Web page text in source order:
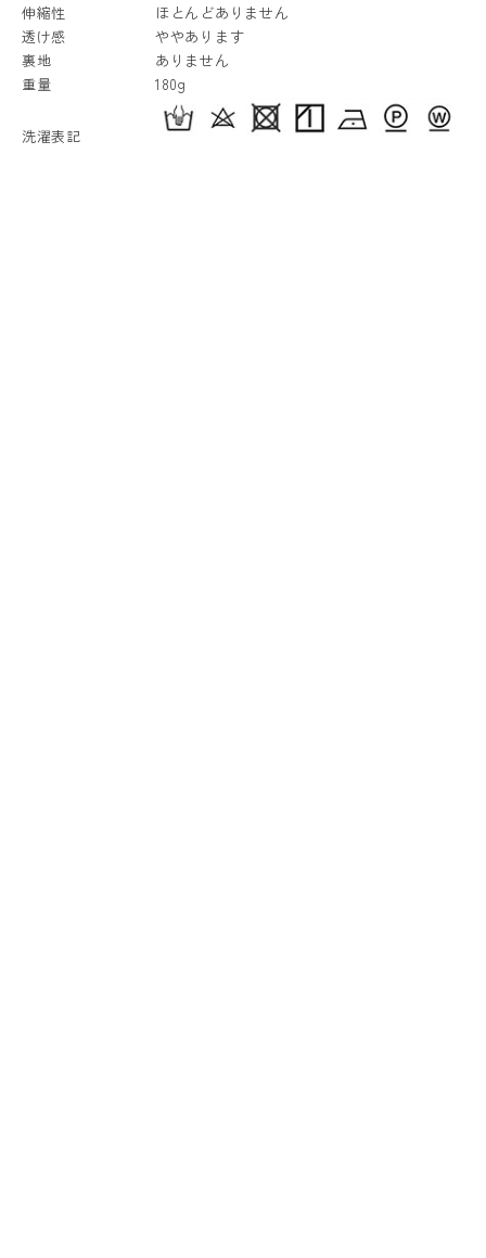
伸縮性
ほとんどありません
透け感
ややあります
裏地
ありません
重量
180g
洗濯表記